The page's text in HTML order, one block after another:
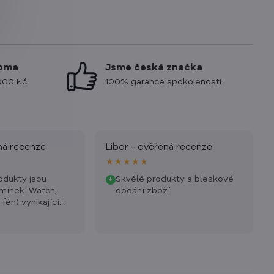
Kč
Jsme česká značka
100% garance spokojenosti
recenze
jsou
iWatch,
fén) vynikající
super
Libor - ověřená recenze
★★★★★
+ Skvělé produkty a bleskové
dodání zboží.